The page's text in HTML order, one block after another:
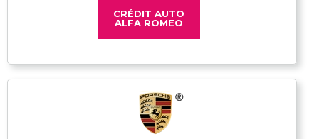
CRÉDIT AUTO
ALFA ROMEO